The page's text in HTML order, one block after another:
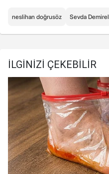
neslihan doğrusöz Sevda Demirel